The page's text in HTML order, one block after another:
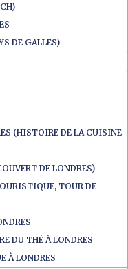
DE GALLES)
(HISTOIRE DE LA CUISINE
DE LONDRES)
TOUR DE
DU THÉ À LONDRES
À LONDRES